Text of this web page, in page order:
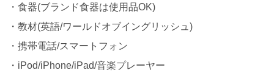
・食器(ブランド食器は使用品OK)
・教材(英語/ワールドオブイングリッシュ)
・携帯電話/スマートフォン
・iPod/iPhone/iPad/音楽プレーヤー